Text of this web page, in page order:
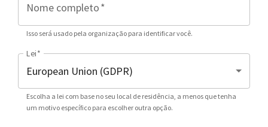
Nome completo*
Isso será usado pela organização para identificar você.
Lei*
Escolha a lei com base no seu local de residência, a menos que tenha
um motivo específico para escolher outra opção.